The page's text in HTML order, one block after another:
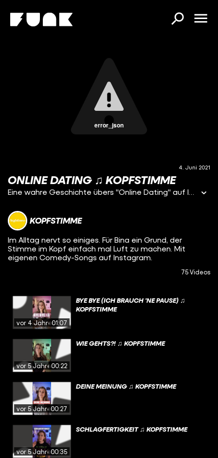
error_json
4. Juni 2021
ONLINE DATING ♫ KOPFSTIMME
Eine wahre Geschichte übers "Online Dating" auf Instagram
KOPFSTIMME
Im Alltag nervt so einiges. Für Bina ein Grund, der
Stimme im Kopf einfach mal Luft zu machen. Mit
eigenen Comedy-Songs auf Instagram.
75 Videos
vor 4 Jahren01:07
BYE BYE (ICH BRAUCH 'NE PAUSE) ♫
KOPFSTIMME
vor 5 Jahren00:22
WIE GEHTS?! ♫ KOPFSTIMME
vor 5 Jahren00:27
DEINE MEINUNG ♫ KOPFSTIMME
vor 5 Jahren00:35
SCHLAGFERTIGKEIT ♫ KOPFSTIMME